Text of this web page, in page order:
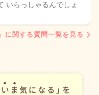
いらっしゃるんでしょ
に関する質問一覧を見る